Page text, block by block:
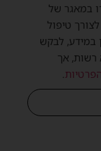
במאגר של
טיפול
במידע, לבקש
רשות, אך